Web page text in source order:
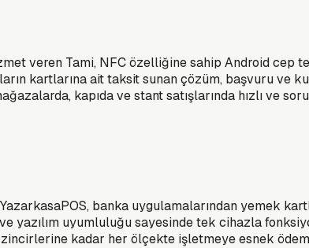
veren Tami, NFC özelliğine sahip Android cep
kartlarına ait taksit sunan çözüm, başvuru ve
kapıda ve stant satışlarında hızlı ve
banka uygulamalarından yemek
yazılım uyumluluğu sayesinde tek cihazla
kadar her ölçekte işletmeye esnek